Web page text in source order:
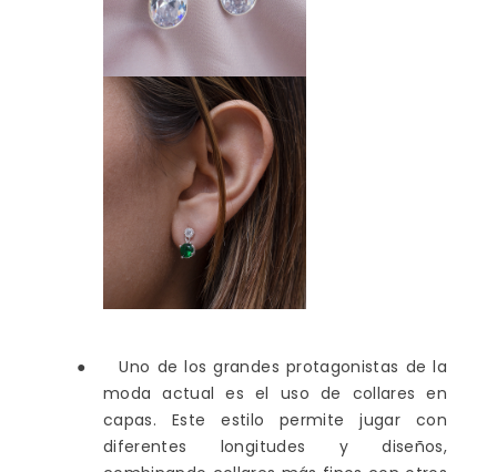
●
Uno de los grandes protagonistas de la
moda actual es el uso de collares en
capas. Este estilo permite jugar con
diferentes longitudes y diseños,